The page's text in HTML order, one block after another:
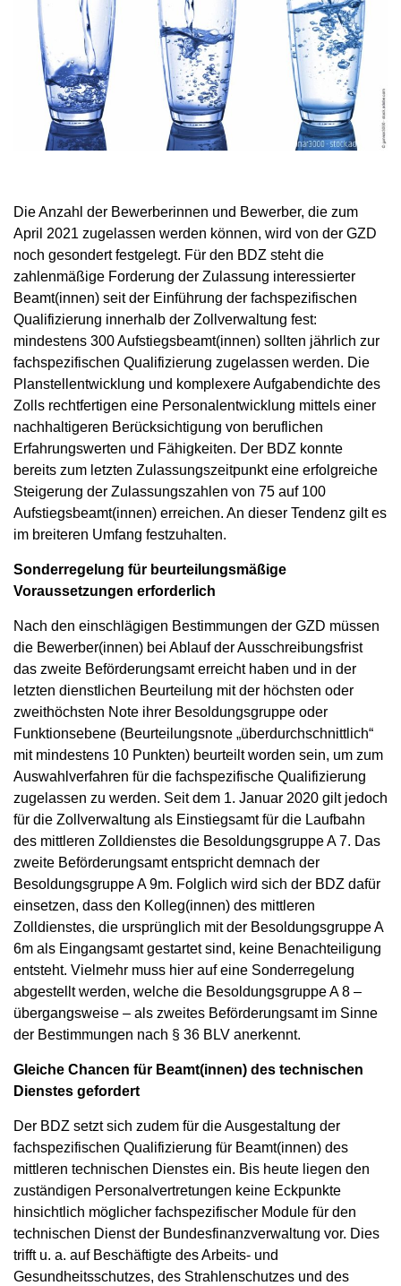
Die Anzahl der Bewerberinnen und Bewerber, die zum
April 2021 zugelassen werden können, wird von der GZD
noch gesondert festgelegt. Für den BDZ steht die
zahlenmäßige Forderung der Zulassung interessierter
Beamt(innen) seit der Einführung der fachspezifischen
Qualifizierung innerhalb der Zollverwaltung fest:
mindestens 300 Aufstiegsbeamt(innen) sollten jährlich zur
fachspezifischen Qualifizierung zugelassen werden. Die
Planstellentwicklung und komplexere Aufgabendichte des
Zolls rechtfertigen eine Personalentwicklung mittels einer
nachhaltigeren Berücksichtigung von beruflichen
Erfahrungswerten und Fähigkeiten. Der BDZ konnte
bereits zum letzten Zulassungszeitpunkt eine erfolgreiche
Steigerung der Zulassungszahlen von 75 auf 100
Aufstiegsbeamt(innen) erreichen. An dieser Tendenz gilt es
im breiteren Umfang festzuhalten.
Sonderregelung für beurteilungsmäßige
Voraussetzungen erforderlich
Nach den einschlägigen Bestimmungen der GZD müssen
die Bewerber(innen) bei Ablauf der Ausschreibungsfrist
das zweite Beförderungsamt erreicht haben und in der
letzten dienstlichen Beurteilung mit der höchsten oder
zweithöchsten Note ihrer Besoldungsgruppe oder
Funktionsebene (Beurteilungsnote „überdurchschnittlich“
mit mindestens 10 Punkten) beurteilt worden sein, um zum
Auswahlverfahren für die fachspezifische Qualifizierung
zugelassen zu werden. Seit dem 1. Januar 2020 gilt jedoch
für die Zollverwaltung als Einstiegsamt für die Laufbahn
des mittleren Zolldienstes die Besoldungsgruppe A 7. Das
zweite Beförderungsamt entspricht demnach der
Besoldungsgruppe A 9m. Folglich wird sich der BDZ dafür
einsetzen, dass den Kolleg(innen) des mittleren
Zolldienstes, die ursprünglich mit der Besoldungsgruppe A
6m als Eingangsamt gestartet sind, keine Benachteiligung
entsteht. Vielmehr muss hier auf eine Sonderregelung
abgestellt werden, welche die Besoldungsgruppe A 8 –
übergangsweise – als zweites Beförderungsamt im Sinne
der Bestimmungen nach § 36 BLV anerkennt.
Gleiche Chancen für Beamt(innen) des technischen
Dienstes gefordert
Der BDZ setzt sich zudem für die Ausgestaltung der
fachspezifischen Qualifizierung für Beamt(innen) des
mittleren technischen Dienstes ein. Bis heute liegen den
zuständigen Personalvertretungen keine Eckpunkte
hinsichtlich möglicher fachspezifischer Module für den
technischen Dienst der Bundesfinanzverwaltung vor. Dies
trifft u. a. auf Beschäftigte des Arbeits- und
Gesundheitsschutzes, des Strahlenschutzes und des